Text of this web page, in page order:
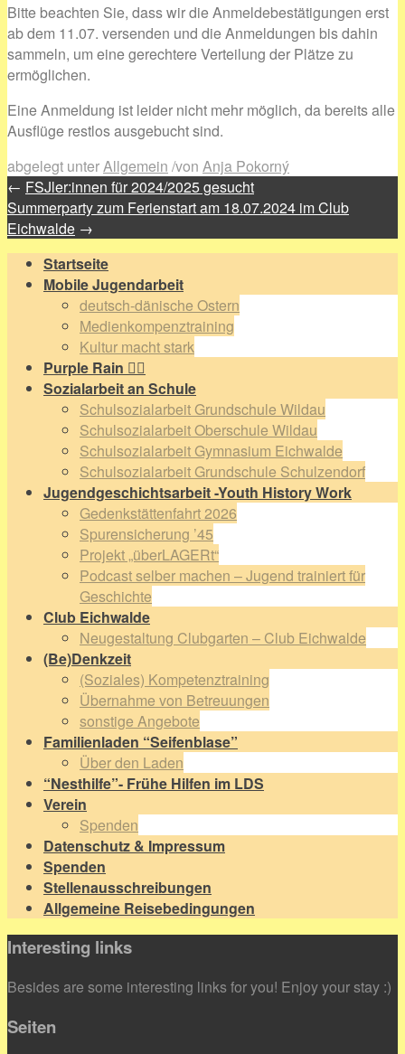
Bitte beachten Sie, dass wir die Anmeldebestätigungen erst
ab dem 11.07. versenden und die Anmeldungen bis dahin
sammeln, um eine gerechtere Verteilung der Plätze zu
ermöglichen.
Eine Anmeldung ist leider nicht mehr möglich, da bereits alle
Ausflüge restlos ausgebucht sind.
abgelegt unterAllgemein /von Anja Pokorný
← FSJler:innen für 2024/2025 gesucht
Summerparty zum Ferienstart am 18.07.2024 im Club
Eichwalde →
Startseite
Mobile Jugendarbeit
deutsch-dänische Ostern
Medienkompenztraining
Kultur macht stark
Purple Rain 🏳️‍🌈
Sozialarbeit an Schule
Schulsozialarbeit Grundschule Wildau
Schulsozialarbeit Oberschule Wildau
Schulsozialarbeit Gymnasium Eichwalde
Schulsozialarbeit Grundschule Schulzendorf
Jugendgeschichtsarbeit -Youth History Work
Gedenkstättenfahrt 2026
Spurensicherung ’45
Projekt „überLAGERt“
Podcast selber machen – Jugend trainiert für
Geschichte
Club Eichwalde
Neugestaltung Clubgarten – Club Eichwalde
(Be)Denkzeit
(Soziales) Kompetenztraining
Übernahme von Betreuungen
sonstige Angebote
Familienladen “Seifenblase”
Über den Laden
“Nesthilfe”- Frühe Hilfen im LDS
Verein
Spenden
Datenschutz & Impressum
Spenden
Stellenausschreibungen
Allgemeine Reisebedingungen
Interesting links
Besides are some interesting links for you! Enjoy your stay :)
Seiten